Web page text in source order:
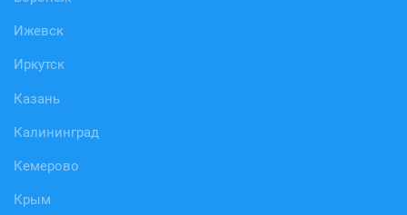
Ижевск
Иркутск
Казань
Калининград
Кемерово
Крым